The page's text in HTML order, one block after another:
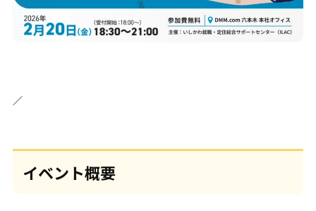
／
イベント概要